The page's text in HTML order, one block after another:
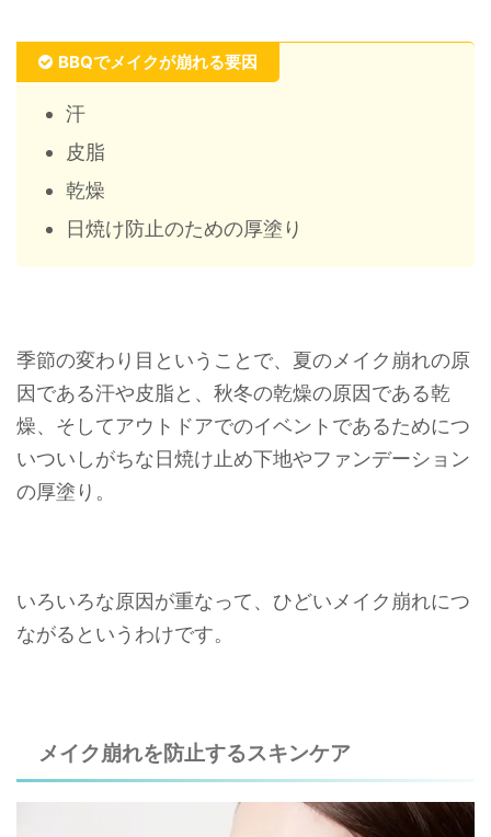
BBQでメイクが崩れる要因
汗
皮脂
乾燥
日焼け防止のための厚塗り
季節の変わり目ということで、夏のメイク崩れの原
因である汗や皮脂と、秋冬の乾燥の原因である乾
燥、そしてアウトドアでのイベントであるためにつ
いついしがちな日焼け止め下地やファンデーション
の厚塗り。
いろいろな原因が重なって、ひどいメイク崩れにつ
ながるというわけです。
メイク崩れを防止するスキンケア